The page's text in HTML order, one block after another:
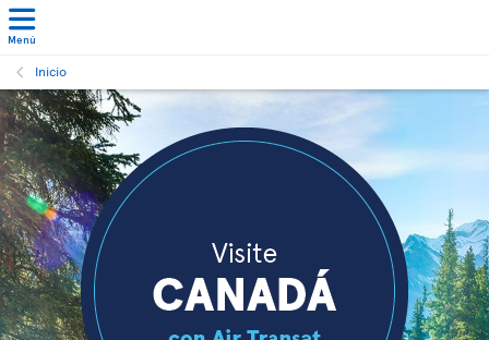
Menú
Inicio